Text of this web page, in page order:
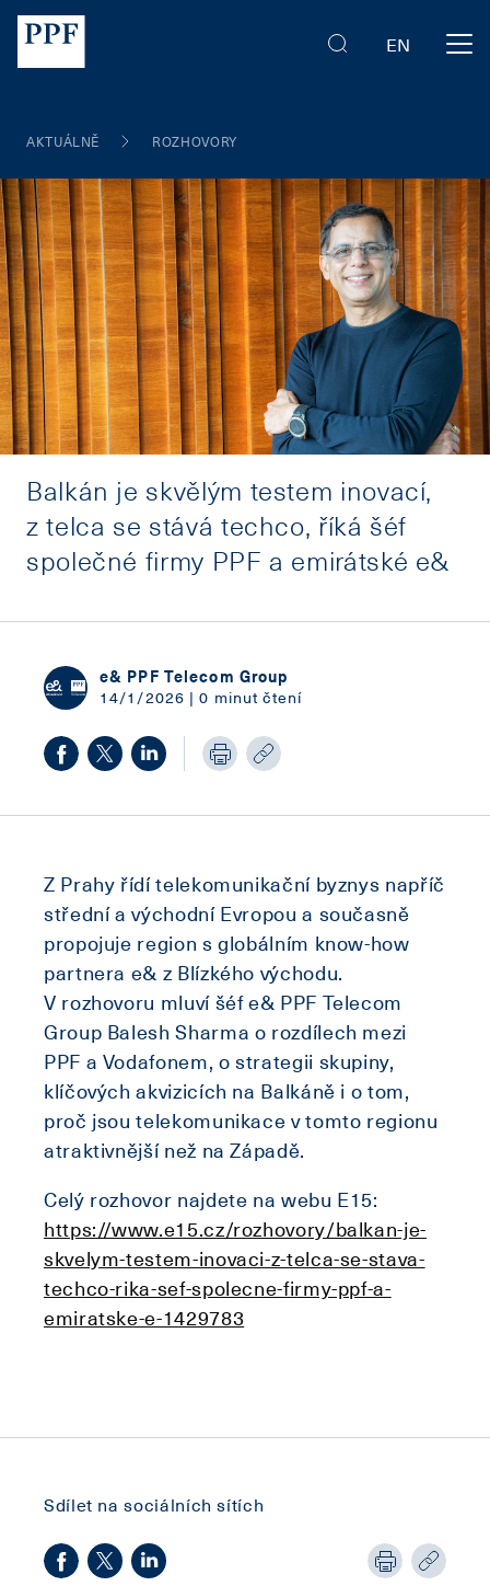
EN
AKTUÁLNĚ ROZHOVORY
Balkán je skvělým testem inovací,
z telca se stává techco, říká šéf
společné firmy PPF a emirátské e&
e& PPF Telecom Group
14/1/2026 | 0 minut čtení
Z Prahy řídí telekomunikační byznys napříč
střední a východní Evropou a současně
propojuje region s globálním know-how
partnera e& z Blízkého východu.
V rozhovoru mluví šéf e& PPF Telecom
Group Balesh Sharma o rozdílech mezi
PPF a Vodafonem, o strategii skupiny,
klíčových akvizicích na Balkáně i o tom,
proč jsou telekomunikace v tomto regionu
atraktivnější než na Západě.
Celý rozhovor najdete na webu E15:
https://www.e15.cz/rozhovory/balkan-je-
skvelym-testem-inovaci-z-telca-se-stava-
techco-rika-sef-spolecne-firmy-ppf-a-
emiratske-e-1429783
Sdílet na sociálních sítích